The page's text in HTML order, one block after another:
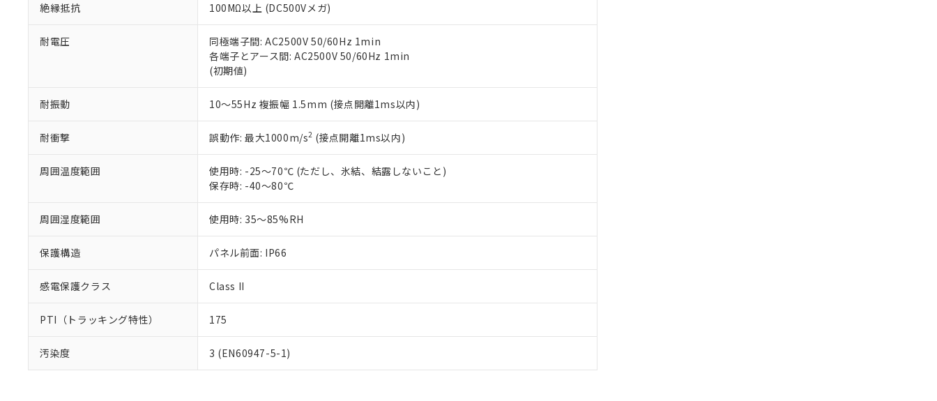
絶縁抵抗 100MΩ以上 (DC500Vメガ)
耐電圧
同極端子間: AC2500V 50/60Hz 1min
各端子とアース間: AC2500V 50/60Hz 1min
(初期値)
耐振動 10～55Hz 複振幅 1.5mm (接点開離1ms以内)
耐衝撃 誤動作: 最大1000m/s2 (接点開離1ms以内)
周囲温度範囲
使用時: -25～70℃ (ただし、氷結、結露しないこと)
保存時: -40～80℃
周囲湿度範囲 使用時: 35～85%RH
保護構造 パネル前面: IP66
感電保護クラス Class II
PTI（トラッキング特性） 175
汚染度 3 (EN60947-5-1)
さい。
※当社の共同利用者とは、"個人情報の共同利用に関して"
の「1.共同利用者の範囲」に記載されて
いる法人を指します。
下記の非含有証明書をダウンロードすることができます。
EU RoHS指令（10物質）の非含有証明書
51物質の非含有証明書（当社基準）
※本証明書は発行日時点で非含有を証明するもので、過去に遡って非含有を証明するものではありません。
また、RoHS指令のフタル酸エステル類４物質の対応では、対応完了までの期間は出荷製品に未対応品が
混在することから備考欄に対応日を記載しておりました。
り割愛しております。